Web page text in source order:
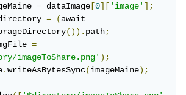
.getInstance();
= await
.getFile(url);
.path;
= dataImage[0]['image'];
directory
= (await
()).path;
=
imageToShare.png');
.writeAsBytesSync(imageMaine);